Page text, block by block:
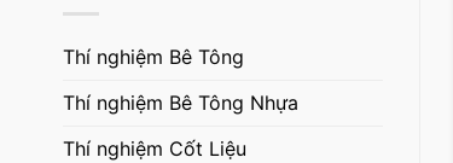
Thí nghiệm Bê Tông
Thí nghiệm Bê Tông Nhựa
Thí nghiệm Cốt Liệu